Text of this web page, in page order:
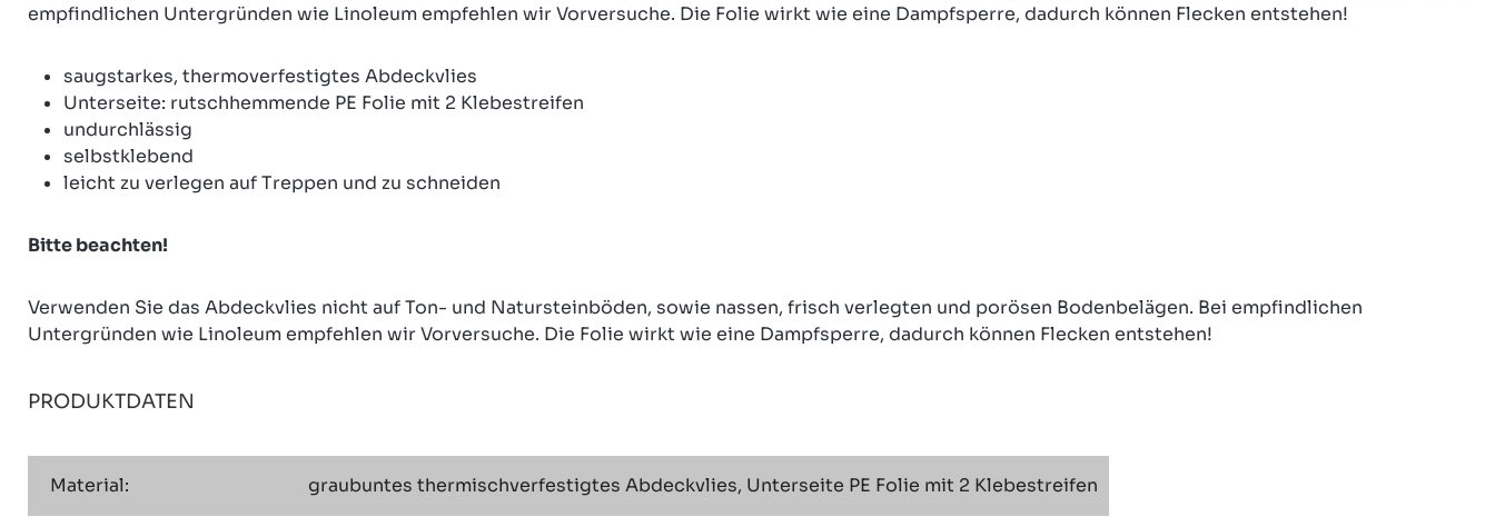
empfindlichen Untergründen wie Linoleum empfehlen wir Vorversuche. Die Folie wirkt wie eine Dampfsperre, dadurch können Flecken entstehen!
saugstarkes, thermoverfestigtes Abdeckvlies
Unterseite: rutschhemmende PE Folie mit 2 Klebestreifen
undurchlässig
selbstklebend
leicht zu verlegen auf Treppen und zu schneiden
Bitte beachten!
Verwenden Sie das Abdeckvlies nicht auf Ton- und Natursteinböden, sowie nassen, frisch verlegten und porösen Bodenbelägen. Bei empfindlichen
Untergründen wie Linoleum empfehlen wir Vorversuche. Die Folie wirkt wie eine Dampfsperre, dadurch können Flecken entstehen!
PRODUKTDATEN
Material: graubuntes thermischverfestigtes Abdeckvlies, Unterseite PE Folie mit 2 Klebestreifen